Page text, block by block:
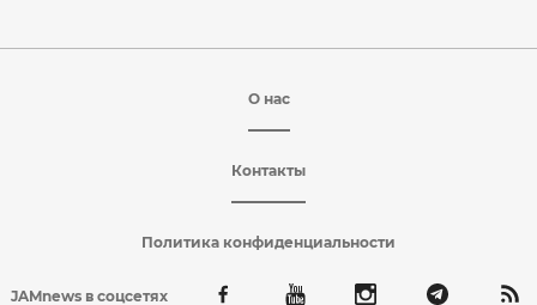
О нас
Контакты
Политика конфиденциальности
JAMnews в соцсетях